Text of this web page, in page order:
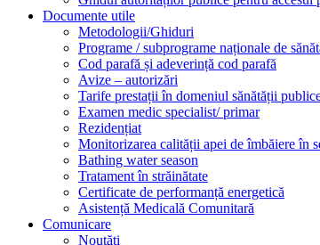
Documente utile
Metodologii/Ghiduri
Programe / subprograme naționale de
Cod parafă și adeverință cod parafă
Avize – autorizări
Tarife prestații în domeniul sănătății
Examen medic specialist/ primar
Rezidențiat
Monitorizarea calității apei de îmbăiere în
Bathing water season
Tratament în străinătate
Certificate de performanță energetică
Asistență Medicală Comunitară
Comunicare
Noutăți